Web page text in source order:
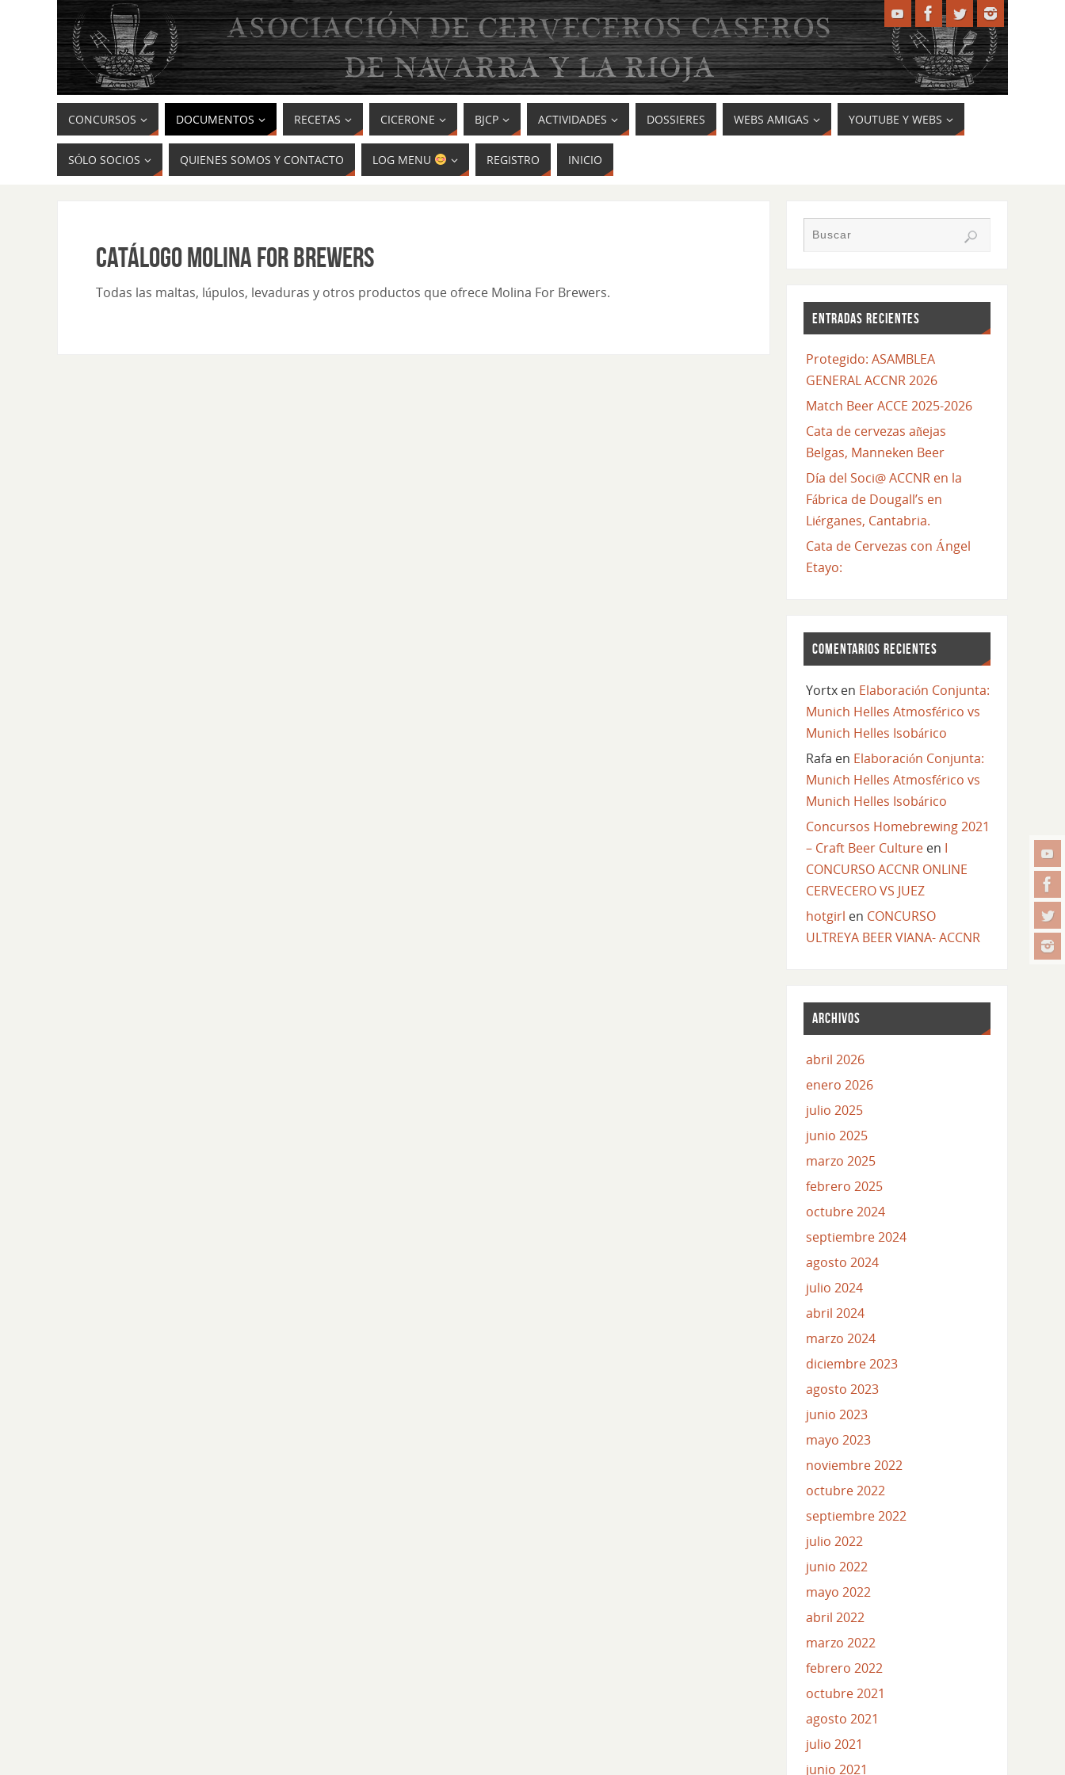
CONCURSOS DOCUMENTOS RECETAS CICERONE BJCP ACTIVIDADES DOSSIERES WEBS AMIGAS YOUTUBE Y WEBS
SÓLO SOCIOS QUIENES SOMOS Y CONTACTO LOG MENU REGISTRO INICIO
CATÁLOGO MOLINA FOR BREWERS
Todas las maltas, lúpulos, levaduras y otros productos que ofrece Molina For Brewers.
ENTRADAS RECIENTES
Protegido: ASAMBLEA
GENERAL ACCNR 2026
Match Beer ACCE 2025-2026
Cata de cervezas añejas
Belgas, Manneken Beer
Día del Soci@ ACCNR en la
Fábrica de Dougall’s en
Liérganes, Cantabria.
Cata de Cervezas con Ángel
Etayo:
COMENTARIOS RECIENTES
Yortxen Elaboración Conjunta:
Munich Helles Atmosférico vs
Munich Helles Isobárico
Rafa en Elaboración Conjunta:
Munich Helles Atmosférico vs
Munich Helles Isobárico
Concursos Homebrewing 2021
– Craft Beer Cultureen I
CONCURSO ACCNR ONLINE
CERVECERO VS JUEZ
hotgirl en CONCURSO
ULTREYA BEER VIANA- ACCNR
ARCHIVOS
abril 2026
enero 2026
julio 2025
junio 2025
marzo 2025
febrero 2025
octubre 2024
septiembre 2024
agosto 2024
julio 2024
abril 2024
marzo 2024
diciembre 2023
agosto 2023
junio 2023
mayo 2023
noviembre 2022
octubre 2022
septiembre 2022
julio 2022
junio 2022
mayo 2022
abril 2022
marzo 2022
febrero 2022
octubre 2021
agosto 2021
julio 2021
junio 2021